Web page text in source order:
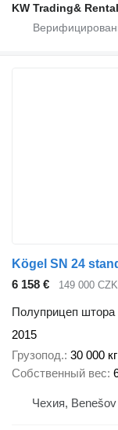
KW Trading& Rental
Kögel SN 24
6 158 €
149 000 CZK
Полуприцеп штора
2015
Грузопод. 30 000 кг
Собственный вес
Чехия, Benešov